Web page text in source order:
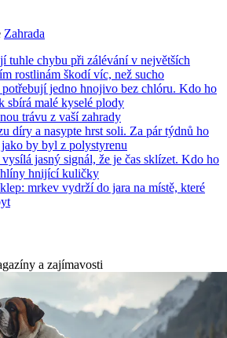
Zahrada
tuhle chybu při zálévání v největších
rostlinám škodí víc, než sucho
jedno hnojivo bez chlóru. Kdo ho
sbírá malé kyselé plody
trávu z vaší zahrady
díry a nasypte hrst soli. Za pár týdnů ho
by byl z polystyrenu
jasný signál, že je čas sklízet. Kdo ho
hlíny hnijící kuličky
mrkev vydrží do jara na místě, které
a zajímavosti